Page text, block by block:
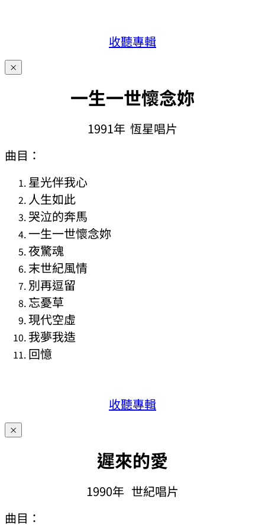
收聽專輯
×
一生一世懷念妳
1991年 恆星唱片
曲目：
星光伴我心
人生如此
哭泣的奔馬
一生一世懷念妳
夜驚魂
末世紀風情
別再逗留
忘憂草
現代空虛
我夢我造
回憶
收聽專輯
×
遲來的愛
1990年 世紀唱片
曲目：